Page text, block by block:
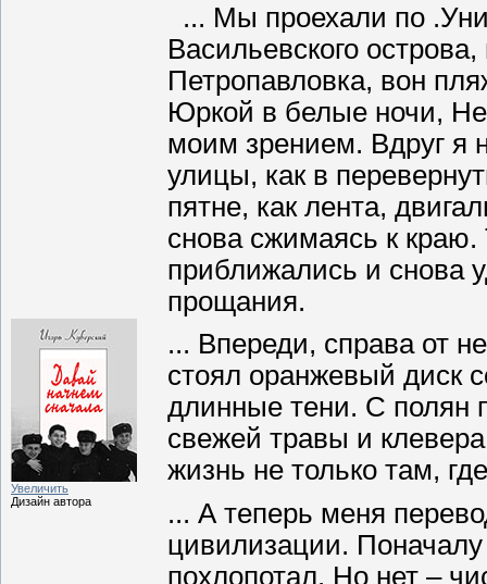
Увеличить
Дизайн автора
... Мы проехали по
Васильевского
Петропавловка, вон
Юркой в белые ночи,
моим зрением. Вдруг я
улицы, как в
пятне, как лента,
снова сжимаясь к
приближались и снова
прощания.
... Впереди, справа от
стоял оранжевый диск
длинные тени. С полян
свежей травы и
жизнь не только там,
... А теперь меня
цивилизации.
похлопотал. Но нет –